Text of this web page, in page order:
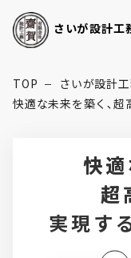
さいが設計工
TOP ー さいが設計
快適な未来を築く､超
快
超
実現す